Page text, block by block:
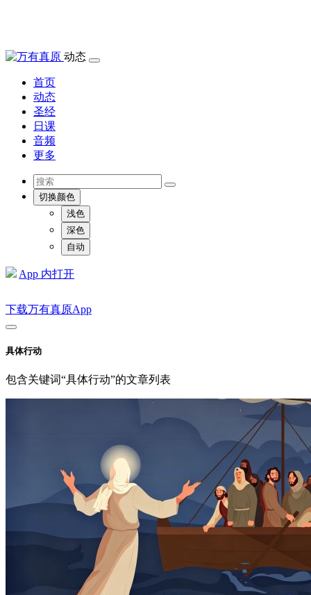
动态
首页
动态
圣经
日课
音频
更多
切换颜色
浅色
深色
自动
App 内打开
下载万有真原App
具体行动
包含关键词“具体行动”的文章列表